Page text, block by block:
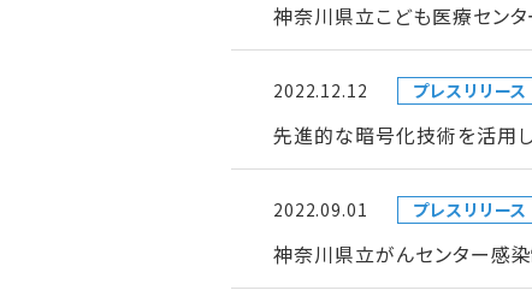
神奈川県立こども医療センタ
2022.12.12 プレスリリース
先進的な暗号化技術を活用
2022.09.01 プレスリリース
神奈川県立がんセンター感